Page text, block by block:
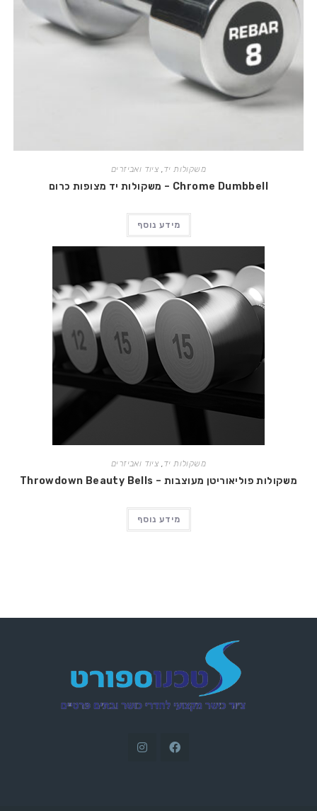
משקולות יד,ציוד ואביזרים
Chrome Dumbbell – משקולות יד מצופות כרום
מידע נוסף
משקולות יד,ציוד ואביזרים
משקולות פוליאוריטן מעוצבות – Throwdown Beauty Bells
מידע נוסף